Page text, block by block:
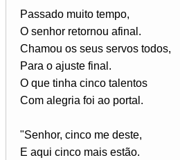
Passado muito tempo,
O senhor retornou afinal.
Chamou os seus servos todos,
Para o ajuste final.
O que tinha cinco talentos
Com alegria foi ao portal.
"Senhor, cinco me deste,
E aqui cinco mais estão.